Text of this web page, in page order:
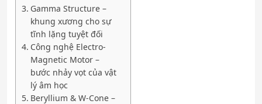
Gamma Structure –
khung xương cho sự
tĩnh lặng tuyệt đối
Công nghệ Electro-
Magnetic Motor –
bước nhảy vọt của vật
lý âm học
Beryllium & W-Cone –